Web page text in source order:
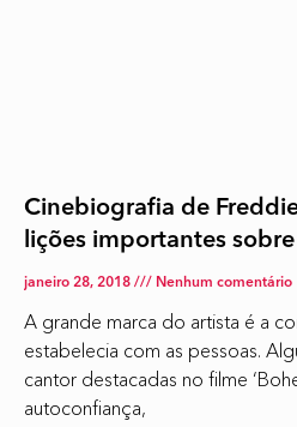
Cinebiografia de
lições importantes
janeiro 28, 2018 Nenhum comentário
A grande marca do artista é a
estabelecia com as pessoas.
cantor destacadas no filme
autoconfiança,